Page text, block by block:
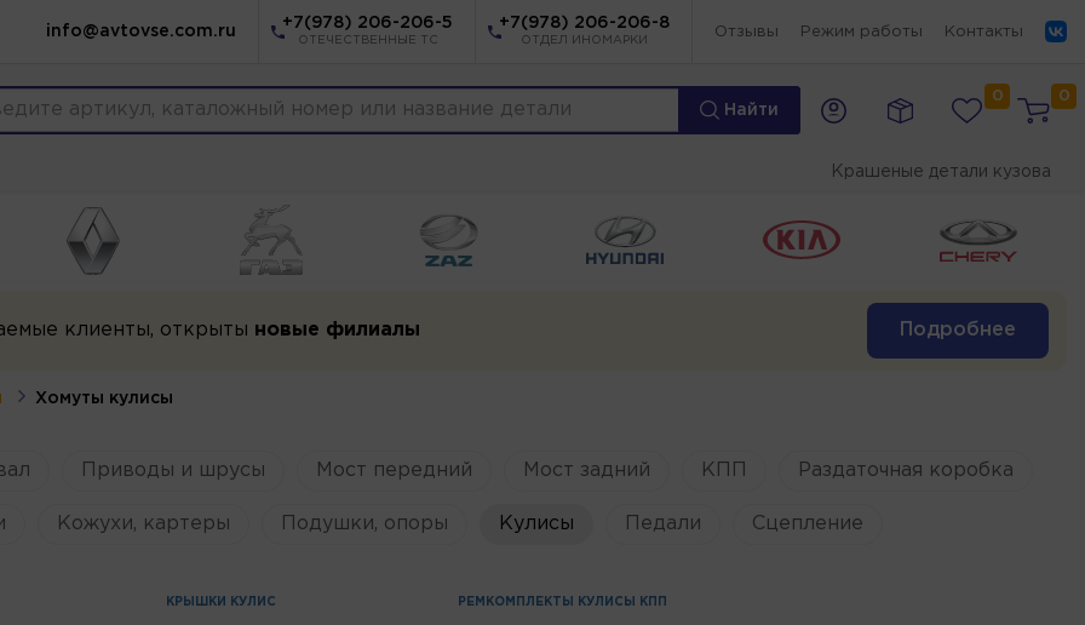
info@avtovse.com.ru
+7(978) 206-206-5
ОТЕЧЕСТВЕННЫЕ ТС
+7(978) 206-206-8
ОТДЕЛ ИНОМАРКИ
Отзывы Режим работы Контакты
Найти
0 0
Крашеные детали кузова
клиенты, открыты новые филиалы Подробнее
Хомуты кулисы
Приводы и шрусы Мост передний Мост задний КПП Раздаточная коробка
Кожухи, картеры Подушки, опоры Кулисы Педали Сцепление
КРЫШКИ КУЛИС РЕМКОМПЛЕКТЫ КУЛИСЫ КПП